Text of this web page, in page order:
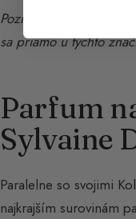
Poznámka: ceny sú
sa priamo u týchto
Parfum
Sylvaine
Paralelne so svojimi
najkrajším surovinám